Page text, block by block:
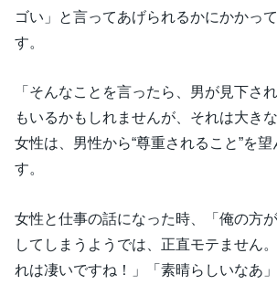
ゴい」と言ってあげられるかにかかっ
す。
「そんなことを言ったら、男が見下さ
もいるかもしれませんが、それは大き
女性は、男性から“尊重されること”を
す。
女性と仕事の話になった時、「俺の方
してしまうようでは、正直モテません
れは凄いですね！」「素晴らしいなあ